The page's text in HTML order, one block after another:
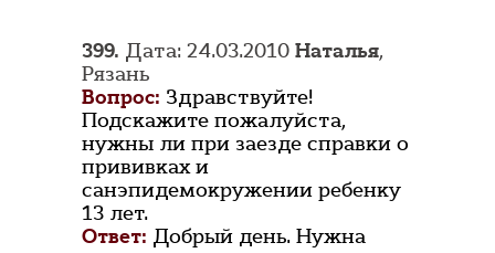
399. Дата: 24.03.2010 Наталья,
Рязань
Вопрос: Здравствуйте!
Подскажите пожалуйста,
нужны ли при заезде справки о
прививках и
санэпидемокружении ребенку
13 лет.
Ответ: Добрый день. Нужна